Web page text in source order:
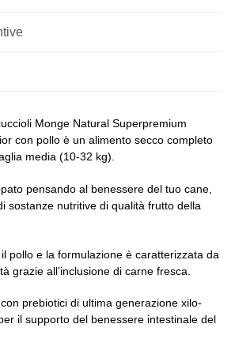
Monge Natural Superpremium
con pollo è un alimento secco completo
media (10-32 kg).
pensando al benessere del tuo cane,
sostanze nutritive di qualità frutto della
pollo e la formulazione è caratterizzata da
grazie all’inclusione di carne fresca.
prebiotici di ultima generazione xilo-
il supporto del benessere intestinale del